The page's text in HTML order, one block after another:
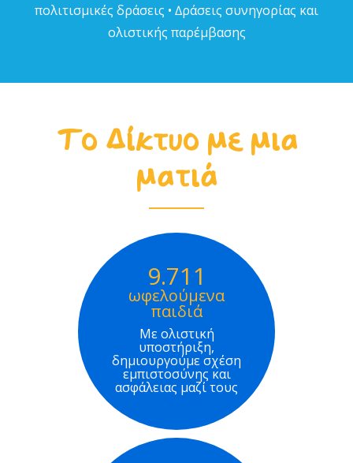
πολιτισµικές δράσεις • ∆ράσεις συνηγορίας και
ολιστικής παρέµβασης
Το Δίκτυο με μια
ματιά
9.711
ωφελούμενα
παιδιά
Με ολιστική
υποστήριξη,
δημιουργούμε σχέση
εμπιστοσύνης και
ασφάλειας μαζί τους